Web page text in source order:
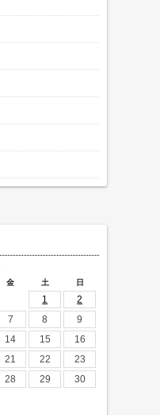
金 土 日
1
2
7 8
9
14 15
16
21 22
23
28 29
30